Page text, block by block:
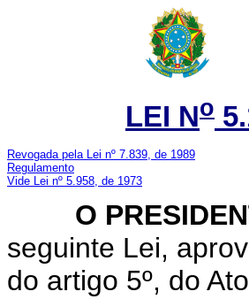
LEI No
Revogada pela Lei nº 7.839, de 1989
Regulamento
Vide Lei nº 5.958, de 1973
O
seguinte Lei,
do artigo 5º, do